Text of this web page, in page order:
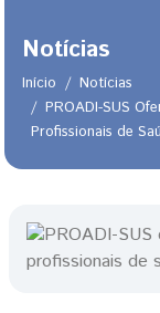
Notícias
Trilha de
Início
Notícias
PROADI-SUS
Profissionais de